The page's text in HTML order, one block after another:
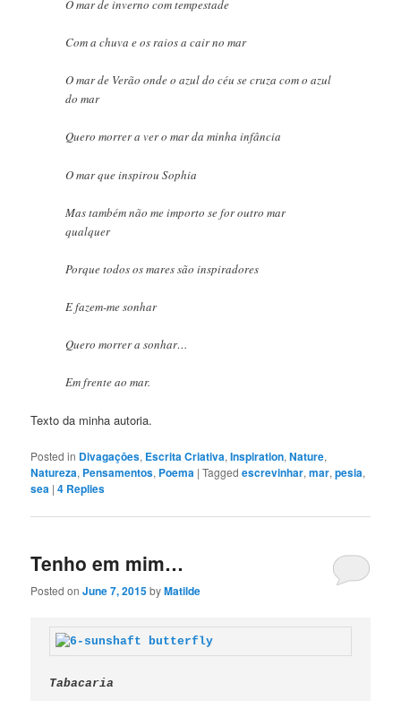
O mar de inverno com tempestade
Com a chuva e os raios a cair no mar
O mar de Verão onde o azul do céu se cruza com o azul
do mar
Quero morrer a ver o mar da minha infância
O mar que inspirou Sophia
Mas também não me importo se for outro mar
qualquer
Porque todos os mares são inspiradores
E fazem-me sonhar
Quero morrer a sonhar…
Em frente ao mar.
Texto da minha autoria.
Posted in Divagaçōes, Escrita Criativa,Inspiration,Nature,
Natureza, Pensamentos, Poema |Tagged escrevinhar,mar,pesia,
sea |4 Replies
Tenho em mim…
Posted onJune 7, 2015byMatilde
Tabacaria